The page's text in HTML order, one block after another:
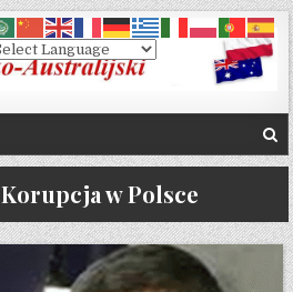
Korupcja w Polsce